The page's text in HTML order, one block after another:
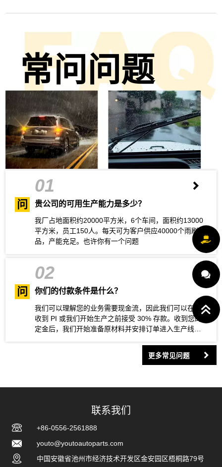
常问问题
01
问 贵公司的可用生产能力是多少？
我厂占地面积约20000平方米，6个车间，面积约13000
平方米，员工150人。每天可为客户供应40000个雨刷产
品，产能充足。也许你有一个问题
02
问 你们的付款条件是什么？
我们可以理解您的业务需要现金流，因此我们可以在您
收到 PI 或我们开始生产之前接受 30% 存款。收到您的
定金后，我们开始准备原材料并安排订单进入生产线。
更多常见问题
联系我们
+86-0556-2561888
youto@youtoautoparts.com
中国安徽省池州市经济技术开发区金安园区梧桐路79号